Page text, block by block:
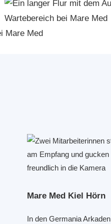
Mare Med Kiel Hörn
In den Germania Arkaden